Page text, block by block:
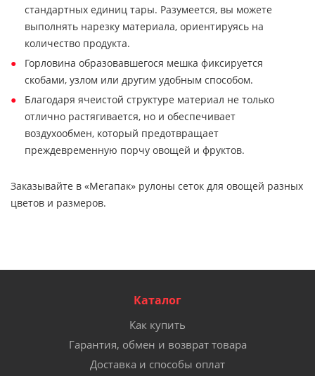
стандартных единиц тары. Разумеется, вы можете
выполнять нарезку материала, ориентируясь на
количество продукта.
Горловина образовавшегося мешка фиксируется
скобами, узлом или другим удобным способом.
Благодаря ячеистой структуре материал не только
отлично растягивается, но и обеспечивает
воздухообмен, который предотвращает
преждевременную порчу овощей и фруктов.
Заказывайте в «Мегапак» рулоны сеток для овощей разных
цветов и размеров.
Каталог
Как купить
Гарантия, обмен и возврат товара
Доставка и способы оплат